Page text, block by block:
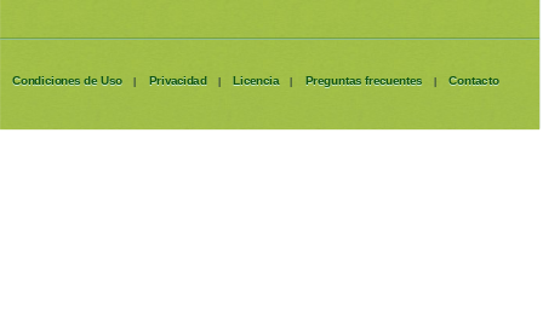
Condiciones de Uso | Privacidad | Licencia | Preguntas frecuentes | Contacto